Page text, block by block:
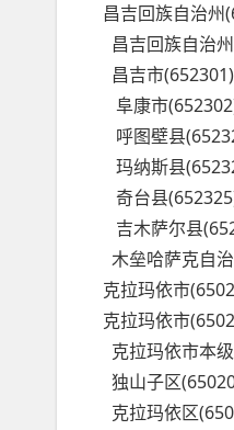
昌吉回族自治州
昌吉回族自治
昌吉市
阜康市
呼图壁县
玛纳斯县
奇台县
吉木萨尔县
木垒哈萨克自
克拉玛依市
克拉玛依市
克拉玛依市本
独山子区
克拉玛依区